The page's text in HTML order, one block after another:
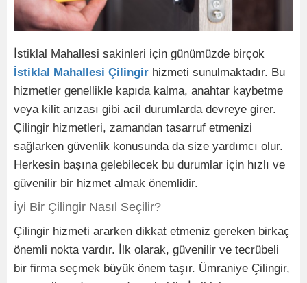
İstiklal Mahallesi sakinleri için günümüzde birçok
İstiklal Mahallesi Çilingir hizmeti sunulmaktadır. Bu
hizmetler genellikle kapıda kalma, anahtar kaybetme
veya kilit arızası gibi acil durumlarda devreye girer.
Çilingir hizmetleri, zamandan tasarruf etmenizi
sağlarken güvenlik konusunda da size yardımcı olur.
Herkesin başına gelebilecek bu durumlar için hızlı ve
güvenilir bir hizmet almak önemlidir.
İyi Bir Çilingir Nasıl Seçilir?
Çilingir hizmeti ararken dikkat etmeniz gereken birkaç
önemli nokta vardır. İlk olarak, güvenilir ve tecrübeli
bir firma seçmek büyük önem taşır. Ümraniye Çilingir,